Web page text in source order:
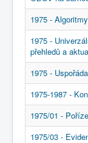
1975 -
1975 -
přehledů a
1975 -
1975-1987 -
1975/01 -
1975/03 -